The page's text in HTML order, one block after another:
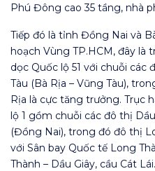
Phú Đông cao 35 tầng, nhà
Tiếp đó là tỉnh Đồng Nai và
hoạch Vùng TP.HCM, đây là
dọc Quốc lộ 51 với chuỗi các
Tàu (Bà Rịa – Vũng Tàu),
Rịa là cực tăng trưởng. Trục
lộ 1 gồm chuỗi các đô thị
(Đồng Nai), trong đó đô thị
với Sân bay Quốc tế Long
Thành – Dầu Giây, cầu Cát